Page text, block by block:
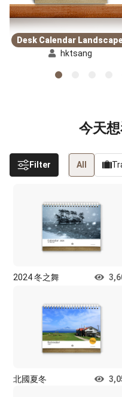
Desk Calendar
hktsang
今天
Filter All
2024 冬之舞
北國夏冬